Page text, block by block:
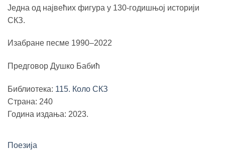
Једна од највећих фигура у 130-годишњој историји
СКЗ.
Изабране песме 1990–2022
Предговор Душко Бабић
Библиотека: 115. Коло СКЗ
Страна: 240
Година издања: 2023.
Поезија